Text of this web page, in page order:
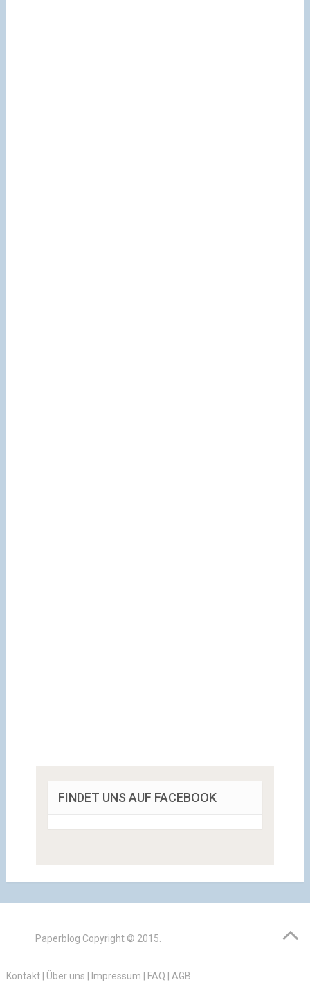
FINDET UNS AUF FACEBOOK
Paperblog Copyright © 2015.
Kontakt| Über uns Impressum FAQ AGB